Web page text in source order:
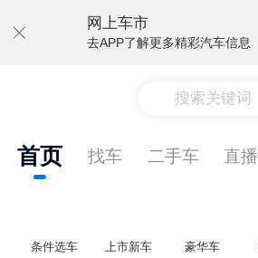
网上车市
去APP了解更多精彩汽车信息
搜索关键词
首页 找车 二手车 直播
条件选车 上市新车 豪华车